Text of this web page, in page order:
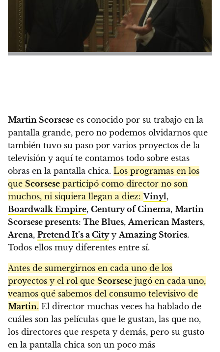
Martin Scorsese es conocido por su trabajo en la
pantalla grande, pero no podemos olvidarnos que
también tuvo su paso por varios proyectos de la
televisión y aquí te contamos todo sobre estas
obras en la pantalla chica. Los programas en los
que Scorsese participó como director no son
muchos, ni siquiera llegan a diez:Vinyl,
Boardwalk Empire, Century of Cinema, Martin
Scorsese presents: The Blues,American Masters,
Arena, Pretend It’s a CityyAmazing Stories.
Todos ellos muy diferentes entre sí.
Antes de sumergirnos en cada uno de los
proyectos y el rol que Scorsese jugó en cada uno,
veamos qué sabemos del consumo televisivo de
Martin. El director muchas veces ha hablado de
cuáles son las películas que le gustan, las que no,
los directores que respeta y demás, pero su gusto
en la pantalla chica son un poco más